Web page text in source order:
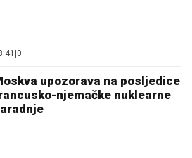
|0
upozorava na posljedice
njemačke nuklearne